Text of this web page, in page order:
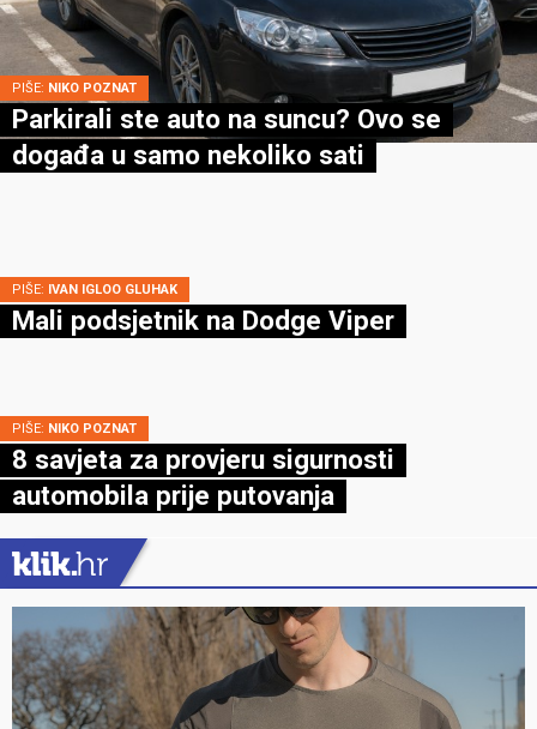
PIŠE: NIKO POZNAT
Parkirali ste auto na suncu? Ovo se
događa u samo nekoliko sati
PIŠE: IVAN IGLOO GLUHAK
Mali podsjetnik na Dodge Viper
PIŠE: NIKO POZNAT
8 savjeta za provjeru sigurnosti
automobila prije putovanja